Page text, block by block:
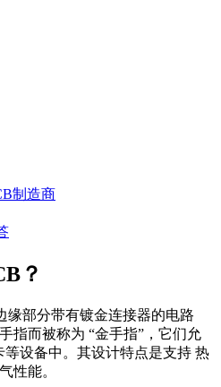
制造商
？
缘部分带有镀金连接器的电路
指而被称为 “金手指”，它们允
设备中。其设计特点是支持 热
性能。